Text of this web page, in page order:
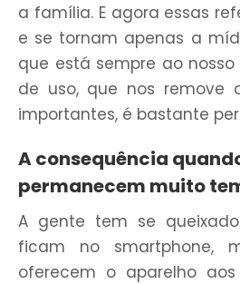
a família. E agora essas
e se tornam apenas a
que está sempre ao nosso
de uso, que nos remove
importantes, é bastante
A consequência
permanecem muito
A gente tem se
ficam no smartphone,
oferecem o aparelho